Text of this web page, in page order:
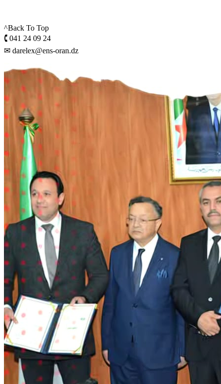
^Back To Top
🕻 041 24 09 24
✉ darelex@ens-oran.dz